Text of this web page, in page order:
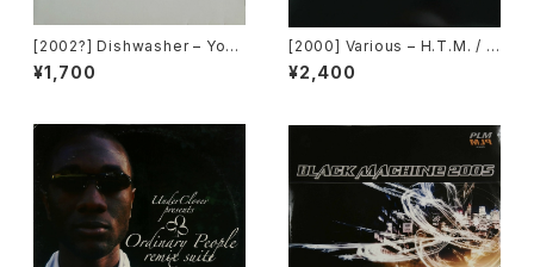
[2002?] Dishwasher – You
Will Always Find Me In The
Kitchen At Parties [Ka2 Mu
¥1,700
[2000] Various – H.T.M. / B
ack To The "Disco" ~私もD
iscoへ連れていって~ Reques
¥2,400